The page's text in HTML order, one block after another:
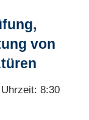
von
8:30